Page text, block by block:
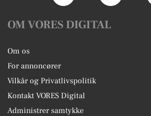
OM VORES DIGITAL
Om os
For annoncører
Vilkår og Privatlivspolitik
Kontakt VORES Digital
Administrer samtykke